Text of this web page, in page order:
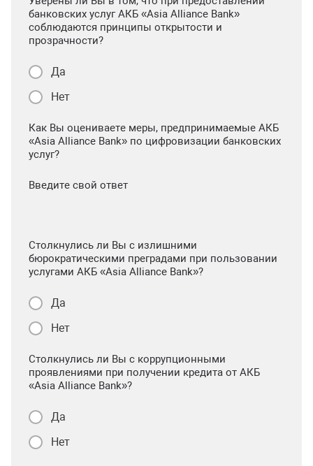
банковских услуг АКБ «Asia Alliance Bank»
соблюдаются принципы открытости и
прозрачности?
Да
Нет
Как Вы оцениваете меры, предпринимаемые АКБ
«Asia Alliance Bank» по цифровизации банковских
услуг?
Введите свой ответ
Столкнулись ли Вы с излишними
бюрократическими преградами при пользовании
услугами АКБ «Asia Alliance Bank»?
Да
Нет
Столкнулись ли Вы с коррупционными
проявлениями при получении кредита от АКБ
«Asia Alliance Bank»?
Да
Нет